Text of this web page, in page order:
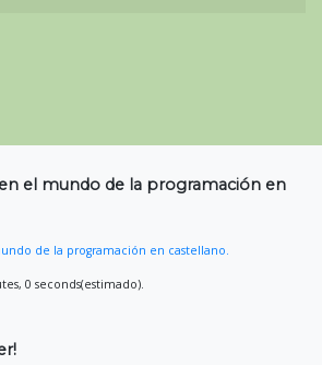
el mundo de la programación en
de la programación en castellano.
0 seconds(estimado).